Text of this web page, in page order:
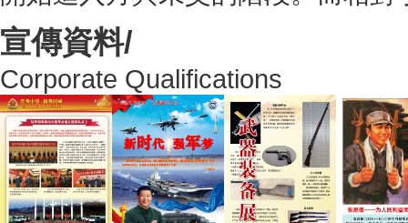
宣傳資料/
Corporate Qualifications